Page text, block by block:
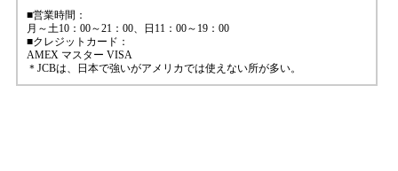
■営業時間：
月～土10：00～21：00、日11：00～19：00
■クレジットカード：
AMEX マスター VISA
＊JCBは、日本で強いがアメリカでは使えない所が多い。